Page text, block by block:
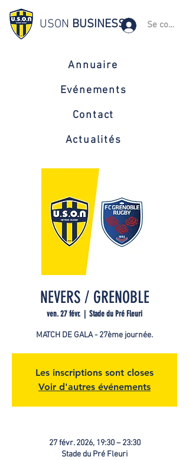
USON BUSINESS Se
Annuaire
Evénements
Contact
Actualités
NEVERS / GRENOBLE
ven. 27 févr. Stade du Pré Fleuri
MATCH DE GALA - 27ème journée.
Les inscriptions sont closes
Voir d'autres événements
27 févr. 2026, 19:30 – 23:30
Stade du Pré Fleuri